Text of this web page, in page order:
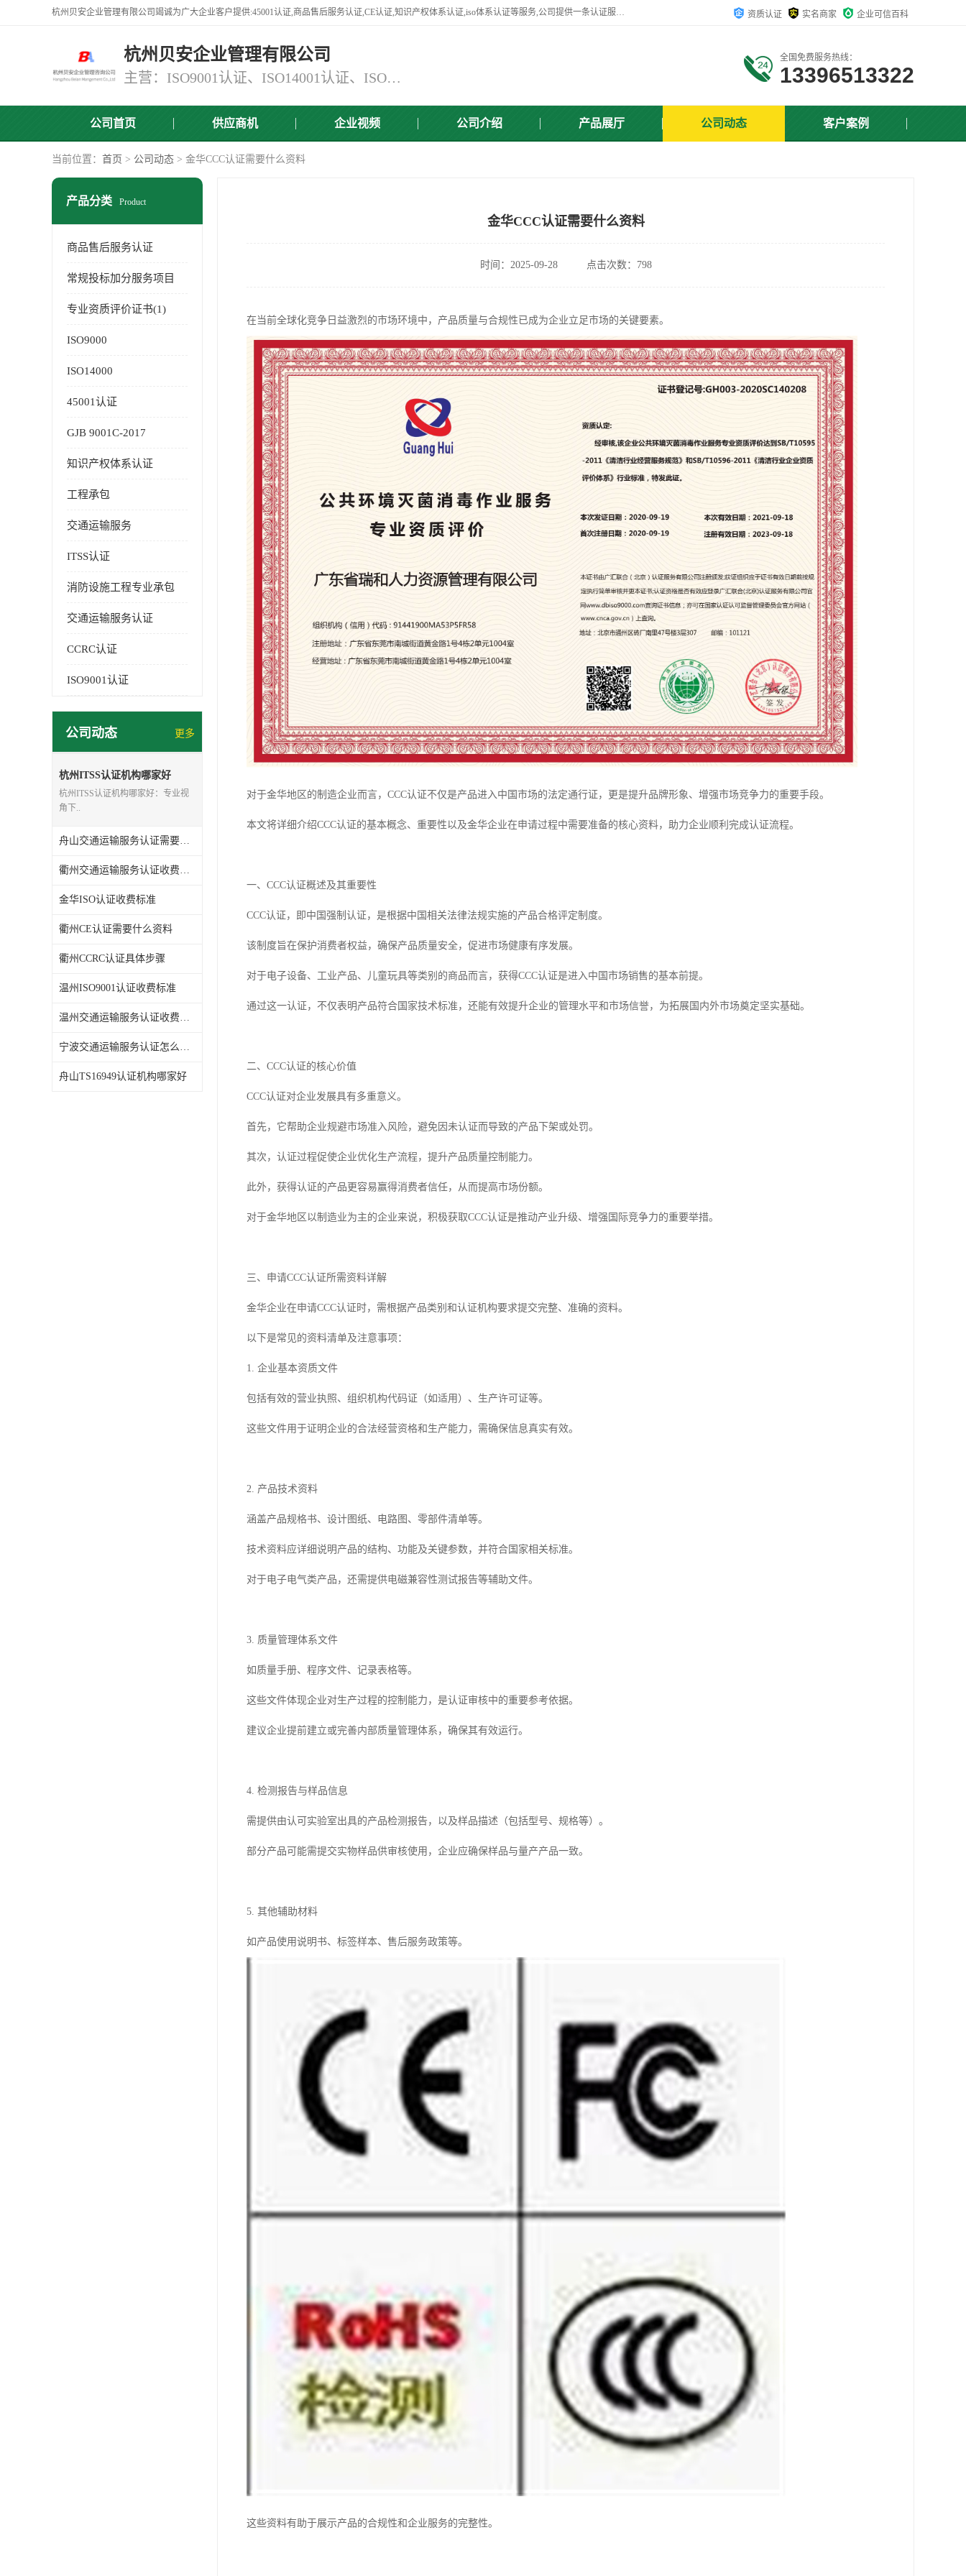
杭州贝安企业管理有限公司竭诚为广大企业客户提供:45001认证,商品售后服务认证,CE认证,知识产权体系认证,iso体系认证等服务,公司提供一条认证服务,方便快捷. 资质认证 实名商家 企业可信百科
杭州贝安企业管理有限公司
主营：ISO9001认证、ISO14001认证、ISO认证、ISO22000认证、ISO/TS16949认证,FSC森林认证
全国免费服务热线：
13396513322
公司首页 供应商机 企业视频 公司介绍 产品展厅 公司动态 客户案例
当前位置： 首页 > 公司动态 > 金华CCC认证需要什么资料
产品分类 Product
商品售后服务认证
常规投标加分服务项目
专业资质评价证书(1)
ISO9000
ISO14000
45001认证
GJB 9001C-2017
知识产权体系认证
工程承包
交通运输服务
ITSS认证
消防设施工程专业承包
交通运输服务认证
CCRC认证
ISO9001认证
公司动态 更多
杭州ITSS认证机构哪家好
杭州ITSS认证机构哪家好：专业视
角下..
舟山交通运输服务认证需要什么资料
衢州交通运输服务认证收费标准
金华ISO认证收费标准
衢州CE认证需要什么资料
衢州CCRC认证具体步骤
温州ISO9001认证收费标准
温州交通运输服务认证收费标准
宁波交通运输服务认证怎么办理
舟山TS16949认证机构哪家好
金华CCC认证需要什么资料
时间：2025-09-28 点击次数：798
在当前全球化竞争日益激烈的市场环境中，产品质量与合规性已成为企业立足市场的关键要素。
对于金华地区的制造企业而言，CCC认证不仅是产品进入中国市场的法定通行证，更是提升品牌形象、增强市场竞争力的重要手段。
本文将详细介绍CCC认证的基本概念、重要性以及金华企业在申请过程中需要准备的核心资料，助力企业顺利完成认证流程。
一、CCC认证概述及其重要性
CCC认证，即中国强制认证，是根据中国相关法律法规实施的产品合格评定制度。
该制度旨在保护消费者权益，确保产品质量安全，促进市场健康有序发展。
对于电子设备、工业产品、儿童玩具等类别的商品而言，获得CCC认证是进入中国市场销售的基本前提。
通过这一认证，不仅表明产品符合国家技术标准，还能有效提升企业的管理水平和市场信誉，为拓展国内外市场奠定坚实基础。
二、CCC认证的核心价值
CCC认证对企业发展具有多重意义。
首先，它帮助企业规避市场准入风险，避免因未认证而导致的产品下架或处罚。
其次，认证过程促使企业优化生产流程，提升产品质量控制能力。
此外，获得认证的产品更容易赢得消费者信任，从而提高市场份额。
对于金华地区以制造业为主的企业来说，积极获取CCC认证是推动产业升级、增强国际竞争力的重要举措。
三、申请CCC认证所需资料详解
金华企业在申请CCC认证时，需根据产品类别和认证机构要求提交完整、准确的资料。
以下是常见的资料清单及注意事项：
1. 企业基本资质文件
包括有效的营业执照、组织机构代码证（如适用）、生产许可证等。
这些文件用于证明企业的合法经营资格和生产能力，需确保信息真实有效。
2. 产品技术资料
涵盖产品规格书、设计图纸、电路图、零部件清单等。
技术资料应详细说明产品的结构、功能及关键参数，并符合国家相关标准。
对于电子电气类产品，还需提供电磁兼容性测试报告等辅助文件。
3. 质量管理体系文件
如质量手册、程序文件、记录表格等。
这些文件体现企业对生产过程的控制能力，是认证审核中的重要参考依据。
建议企业提前建立或完善内部质量管理体系，确保其有效运行。
4. 检测报告与样品信息
需提供由认可实验室出具的产品检测报告，以及样品描述（包括型号、规格等）。
部分产品可能需提交实物样品供审核使用，企业应确保样品与量产产品一致。
5. 其他辅助材料
如产品使用说明书、标签样本、售后服务政策等。
这些资料有助于展示产品的合规性和企业服务的完整性。